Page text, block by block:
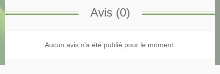
Avis (0)
Aucun avis n'a été publié pour le moment.
Scopti coopérative